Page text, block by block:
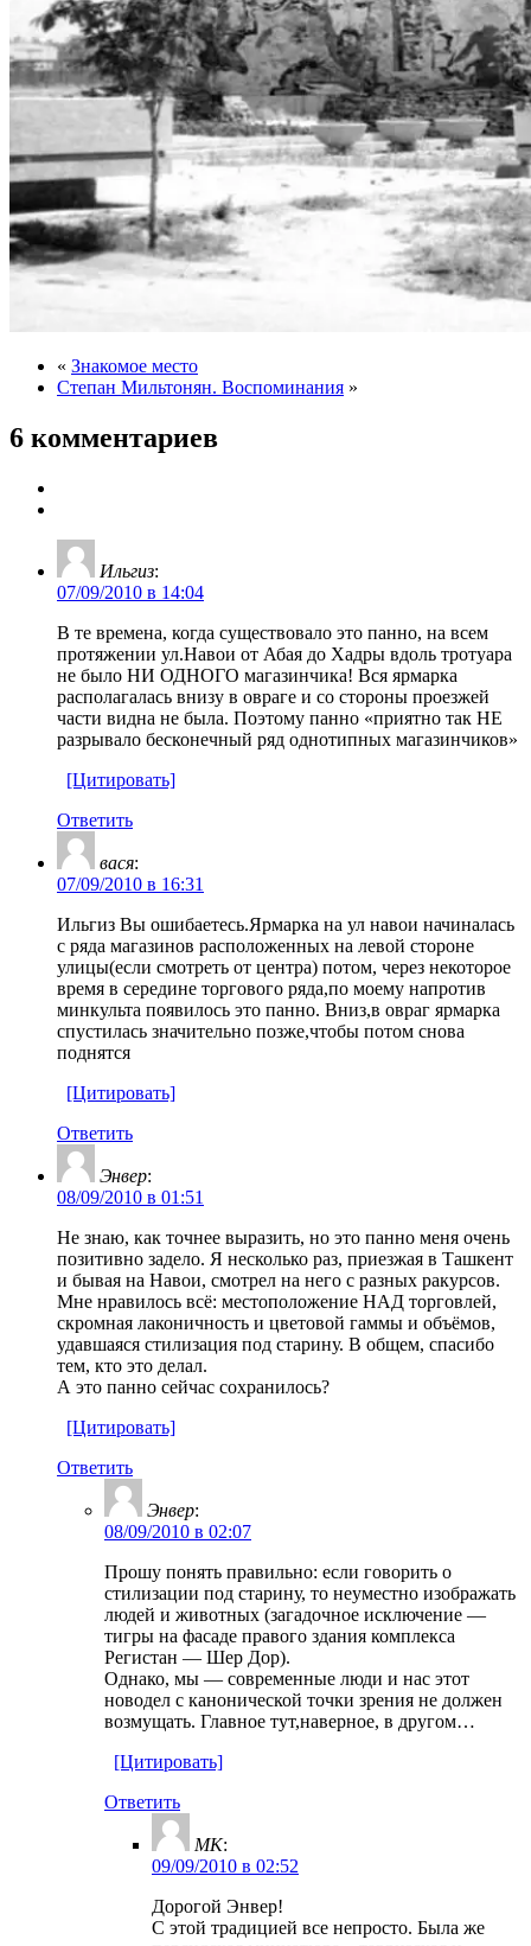
« Знакомое место
Степан Мильтонян. Воспоминания »
6 комментариев
Ильгиз:
07/09/2010 в 14:04
В те времена, когда существовало это панно, на всем
протяжении ул.Навои от Абая до Хадры вдоль тротуара
не было НИ ОДНОГО магазинчика! Вся ярмарка
располагалась внизу в овраге и со стороны проезжей
части видна не была. Поэтому панно «приятно так НЕ
разрывало бесконечный ряд однотипных магазинчиков»
[Цитировать]
Ответить
вася:
07/09/2010 в 16:31
Ильгиз Вы ошибаетесь.Ярмарка на ул навои начиналась
с ряда магазинов расположенных на левой стороне
улицы(если смотреть от центра) потом, через некоторое
время в середине торгового ряда,по моему напротив
минкульта появилось это панно. Вниз,в овраг ярмарка
спустилась значительно позже,чтобы потом снова
поднятся
[Цитировать]
Ответить
Энвер:
08/09/2010 в 01:51
Не знаю, как точнее выразить, но это панно меня очень
позитивно задело. Я несколько раз, приезжая в Ташкент
и бывая на Навои, смотрел на него с разных ракурсов.
Мне нравилось всё: местоположение НАД торговлей,
скромная лаконичность и цветовой гаммы и объёмов,
удавшаяся стилизация под старину. В общем, спасибо
тем, кто это делал.
А это панно сейчас сохранилось?
[Цитировать]
Ответить
Энвер:
08/09/2010 в 02:07
Прошу понять правильно: если говорить о
стилизации под старину, то неуместно изображать
людей и животных (загадочное исключение —
тигры на фасаде правого здания комплекса
Регистан — Шер Дор).
Однако, мы — современные люди и нас этот
новодел с канонической точки зрения не должен
возмущать. Главное тут,наверное, в другом…
[Цитировать]
Ответить
MK:
09/09/2010 в 02:52
Дорогой Энвер!
С этой традицией все непросто. Была же